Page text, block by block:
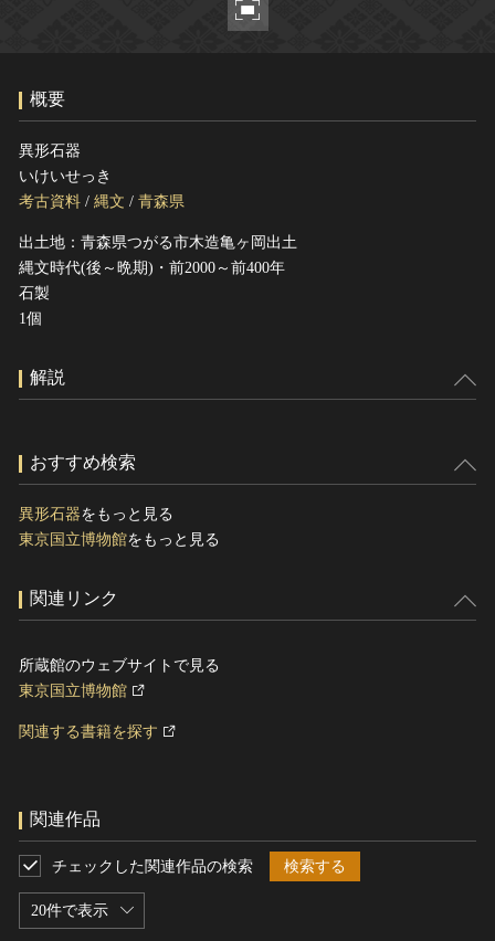
サイトのご意見はこちら
文化遺産データベース
国指定文化財等データベース
概要
異形石器
いけいせっき
考古資料 / 縄文 / 青森県
出土地：青森県つがる市木造亀ヶ岡出土
縄文時代(後～晩期)・前2000～前400年
石製
1個
解説
おすすめ検索
異形石器をもっと見る
東京国立博物館をもっと見る
関連リンク
所蔵館のウェブサイトで見る
東京国立博物館
関連する書籍を探す
関連作品
20件で表示
チェックした関連作品の検索 検索する